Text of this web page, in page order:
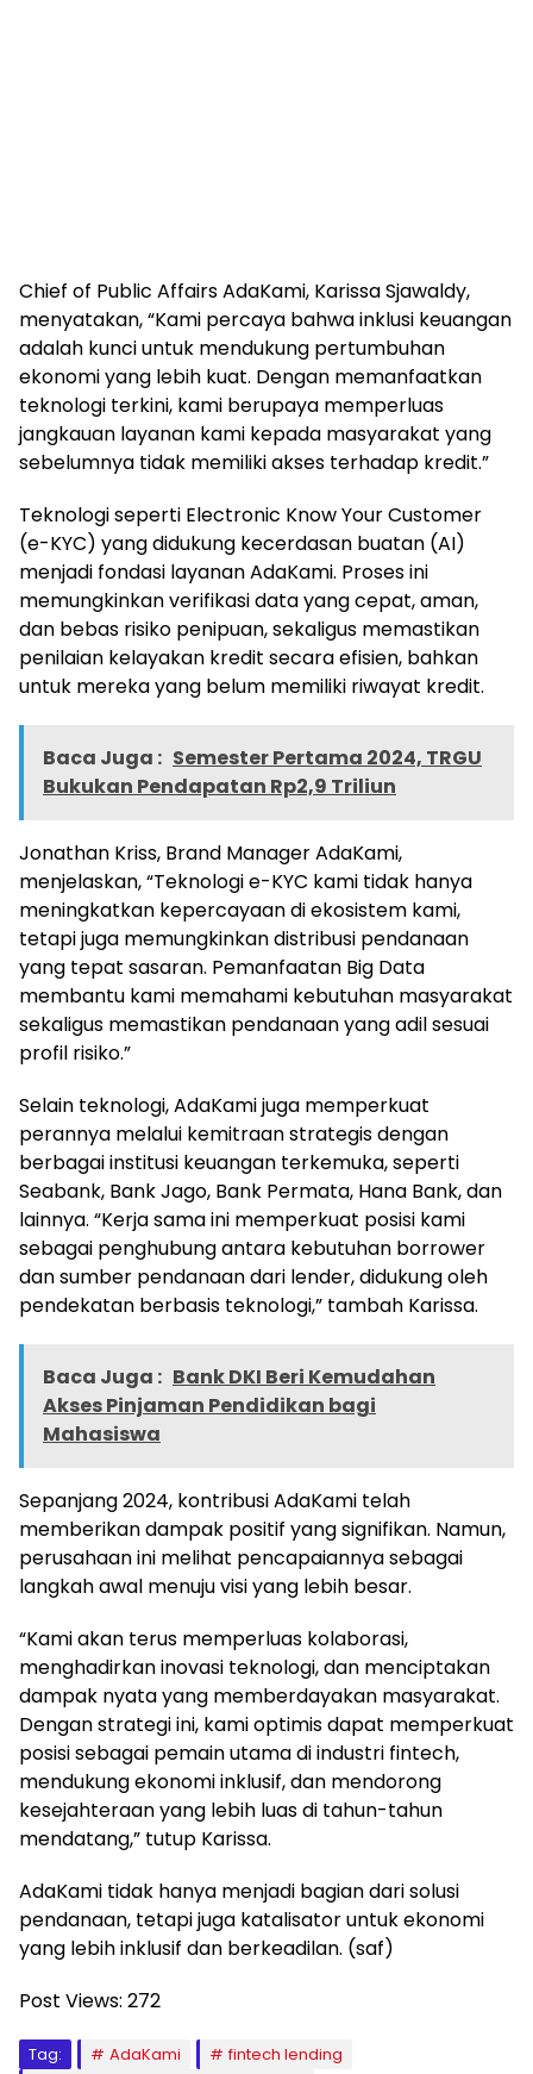
Chief of Public Affairs AdaKami, Karissa Sjawaldy,
menyatakan, “Kami percaya bahwa inklusi keuangan
adalah kunci untuk mendukung pertumbuhan
ekonomi yang lebih kuat. Dengan memanfaatkan
teknologi terkini, kami berupaya memperluas
jangkauan layanan kami kepada masyarakat yang
sebelumnya tidak memiliki akses terhadap kredit.”
Teknologi seperti Electronic Know Your Customer
(e-KYC) yang didukung kecerdasan buatan (AI)
menjadi fondasi layanan AdaKami. Proses ini
memungkinkan verifikasi data yang cepat, aman,
dan bebas risiko penipuan, sekaligus memastikan
penilaian kelayakan kredit secara efisien, bahkan
untuk mereka yang belum memiliki riwayat kredit.
Baca Juga : Semester Pertama 2024, TRGU
Bukukan Pendapatan Rp2,9 Triliun
Jonathan Kriss, Brand Manager AdaKami,
menjelaskan, “Teknologi e-KYC kami tidak hanya
meningkatkan kepercayaan di ekosistem kami,
tetapi juga memungkinkan distribusi pendanaan
yang tepat sasaran. Pemanfaatan Big Data
membantu kami memahami kebutuhan masyarakat
sekaligus memastikan pendanaan yang adil sesuai
profil risiko.”
Selain teknologi, AdaKami juga memperkuat
perannya melalui kemitraan strategis dengan
berbagai institusi keuangan terkemuka, seperti
Seabank, Bank Jago, Bank Permata, Hana Bank, dan
lainnya. “Kerja sama ini memperkuat posisi kami
sebagai penghubung antara kebutuhan borrower
dan sumber pendanaan dari lender, didukung oleh
pendekatan berbasis teknologi,” tambah Karissa.
Baca Juga : Bank DKI Beri Kemudahan
Akses Pinjaman Pendidikan bagi
Mahasiswa
Sepanjang 2024, kontribusi AdaKami telah
memberikan dampak positif yang signifikan. Namun,
perusahaan ini melihat pencapaiannya sebagai
langkah awal menuju visi yang lebih besar.
“Kami akan terus memperluas kolaborasi,
menghadirkan inovasi teknologi, dan menciptakan
dampak nyata yang memberdayakan masyarakat.
Dengan strategi ini, kami optimis dapat memperkuat
posisi sebagai pemain utama di industri fintech,
mendukung ekonomi inklusif, dan mendorong
kesejahteraan yang lebih luas di tahun-tahun
mendatang,” tutup Karissa.
AdaKami tidak hanya menjadi bagian dari solusi
pendanaan, tetapi juga katalisator untuk ekonomi
yang lebih inklusif dan berkeadilan. (saf)
Post Views: 272
Tag: AdaKami
fintech lending